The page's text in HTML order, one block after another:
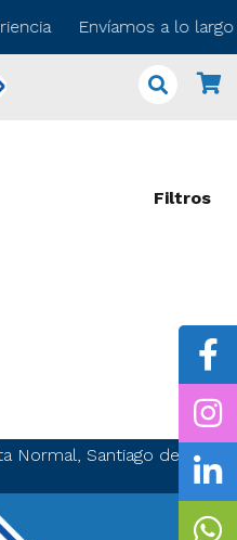
Envíamos a lo
Filtros
Normal, Santiago de